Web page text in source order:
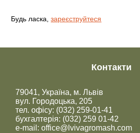
Будь ласка,зареєструйтеся
Контакти
79041, Україна, м. Львів
вул. Городоцька, 205
тел. офісу: (032) 259-01-41
бухгалтерія: (032) 259 01-42
e-mail: office@lvivagromash.com